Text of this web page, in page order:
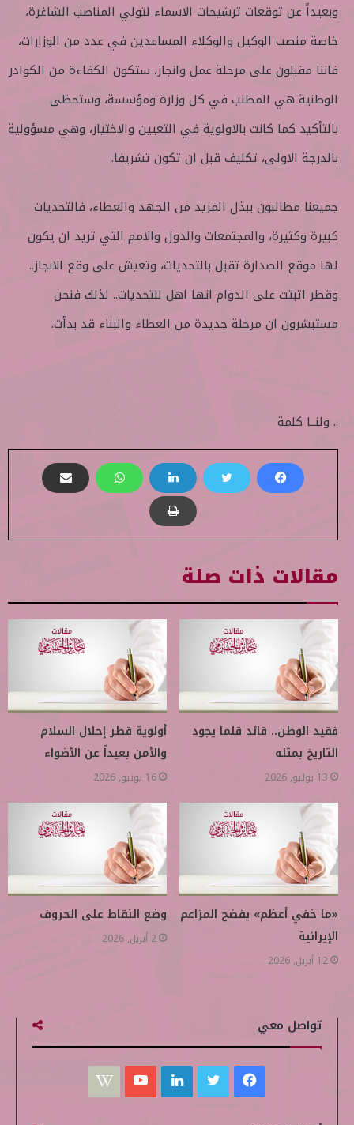
وبعيداً عن توقعات ترشيحات الاسماء لتولي المناصب الشاغرة،
خاصة منصب الوكيل والوكلاء المساعدين في عدد من الوزارات،
فاننا مقبلون على مرحلة عمل وانجاز، ستكون الكفاءة من الكوادر
الوطنية هي المطلب في كل وزارة ومؤسسة، وستحظى
بالتأكيد كما كانت بالاولوية في التعيين والاختيار، وهي مسؤولية
بالدرجة الاولى، تكليف قبل ان تكون تشريفا.
جميعنا مطالبون ببذل المزيد من الجهد والعطاء، فالتحديات
كبيرة وكثيرة، والمجتمعات والدول والامم التي تريد ان يكون
لها موقع الصدارة تقبل بالتحديات، وتعيش على وقع الانجاز..
وقطر اثبتت على الدوام انها اهل للتحديات.. لذلك فنحن
مستبشرون ان مرحلة جديدة من العطاء والبناء قد بدأت.
.. ولنــا كلمة
مقالات ذات صلة
فقيد الوطن.. قائد قلما يجود
التاريخ بمثله
13 يوليو, 2026
أولوية قطر إحلال السلام
والأمن بعيداً عن الأضواء
16 يونيو, 2026
«ما خفي أعظم» يفضح المزاعم
الإيرانية
12 أبريل, 2026
وضع النقاط على الحروف
2 أبريل, 2026
تواصل معي